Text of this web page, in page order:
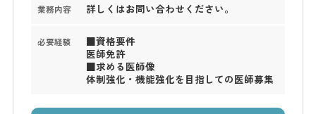
業務内容 詳しくはお問い合わせください。
必要経験
■資格要件
医師免許
■求める医師像
体制強化・機能強化を目指しての医師募集